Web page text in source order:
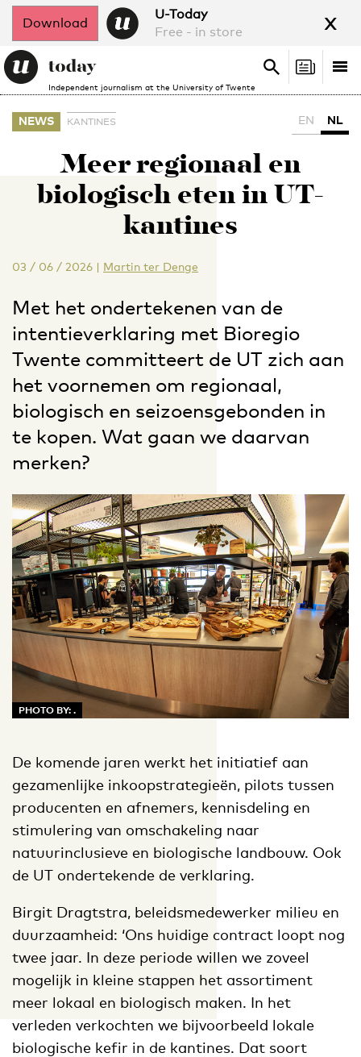
Download
U-Today
Free - in store
x
Independent journalism at the University of Twente
Search
Search
NEWS KANTINES EN NL
Meer regionaal en
biologisch eten in UT-
kantines
03 / 06 / 2026 | Martin ter Denge
Met het ondertekenen van de
intentieverklaring met Bioregio
Twente committeert de UT zich aan
het voornemen om regionaal,
biologisch en seizoensgebonden in
te kopen. Wat gaan we daarvan
merken?
PHOTO BY: .
De komende jaren werkt het initiatief aan
gezamenlijke inkoopstrategieën, pilots tussen
producenten en afnemers, kennisdeling en
stimulering van omschakeling naar
natuurinclusieve en biologische landbouw. Ook
de UT ondertekende de verklaring.
Birgit Dragtstra, beleidsmedewerker milieu en
duurzaamheid: ‘Ons huidige contract loopt nog
twee jaar. In deze periode willen we zoveel
mogelijk in kleine stappen het assortiment
meer lokaal en biologisch maken. In het
verleden verkochten we bijvoorbeeld lokale
biologische kefir in de kantines. Dat soort